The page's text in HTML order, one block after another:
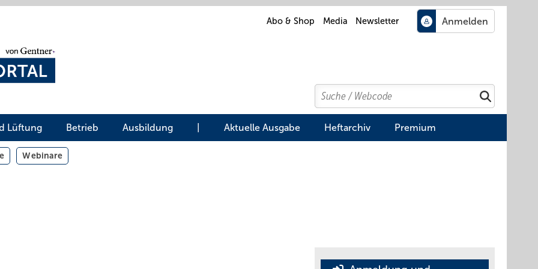
Abo & Shop Media Newsletter
Search
Suchen
Lüftung Betrieb Ausbildung Aktuelle Ausgabe Heftarchiv Premium
Webinare